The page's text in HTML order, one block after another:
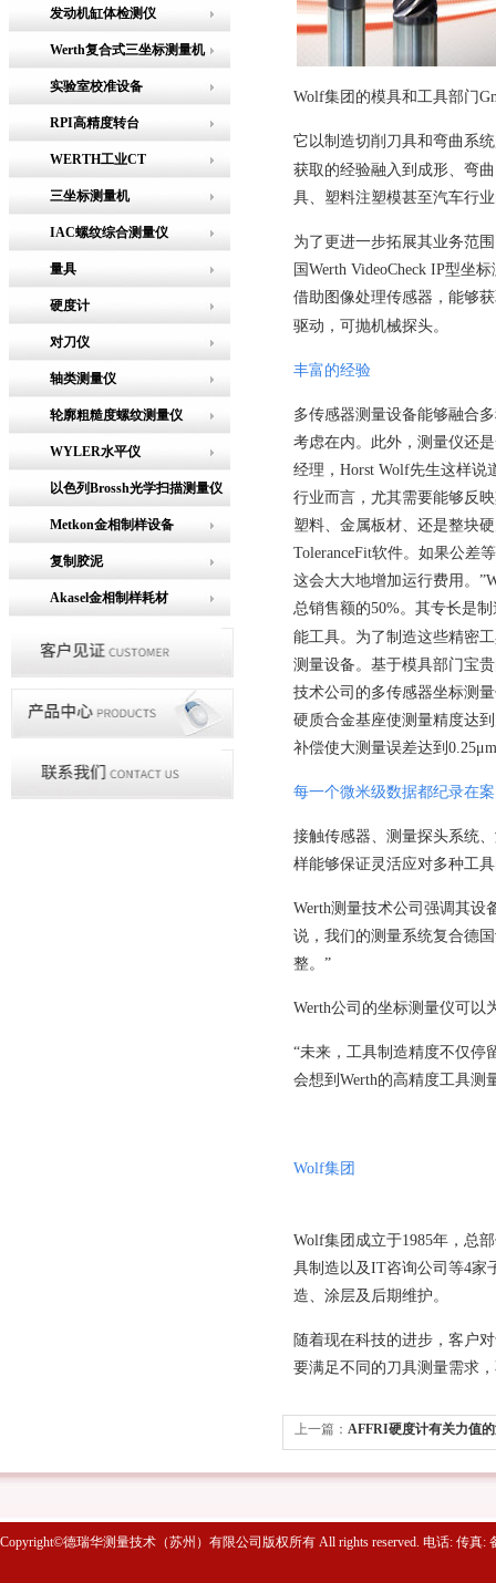
发动机缸体检测仪
Werth复合式三坐标测量机
实验室校准设备
RPI高精度转台
WERTH工业CT
三坐标测量机
IAC螺纹综合测量仪
量具
硬度计
对刀仪
轴类测量仪
轮廓粗糙度螺纹测量仪
WYLER水平仪
以色列Brossh光学扫描测量仪
Metkon金相制样设备
复制胶泥
Akasel金相制样耗材
Wolf集团的模具和工具部门
它以制造切削刀具和弯曲系
获取的经验融入到成形、弯
具、塑料注塑模甚至汽车行
为了更进一步拓展其业务范
国 Werth VideoCheck IP型坐标
借助图像处理传感器，能够
驱动，可抛机械探头。
丰富的经验
多传感器测量设备能够融合
考虑在内。此外，测量仪还
经理， Horst Wolf先生这样说
行业而言，尤其需要能够反
塑料、金属板材、还是整块
ToleranceFit软件。如果公差
这会大大地增加运行费用。”
总销售额的50%。其专长是制
能工具。为了制造这些精密
测量设备。基于模具部门宝
技术公司的多传感器坐标测
硬质合金基座使测量精度达
补偿使大测量误差达到 0.25μm
每一个微米级数据都纪录在案
接触传感器、测量探头系统
样能够保证灵活应对多种工
Werth测量技术公司强调其设
说，我们的测量系统复合德
整。”
Werth公司的坐标测量仪可以
“未来，工具制造精度不仅停
会想到 Werth的高精度工具测
Wolf集团
Wolf集团成立于1985年，总
具制造以及IT咨询公司等4家
造、涂层及后期维护。
随着现在科技的进步，客户
要满足不同的刀具测量需求
上一篇： AFFRI硬度计有关力值
Copyright©德瑞华测量技术（苏州）有限公司版权所有 All rights reserved. 电话: 传真: